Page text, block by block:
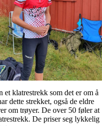
klatrestrekk som det er om å
dette strekket, også de eldre
om trøyer. De over 50 føler at
De priser seg lykkelig